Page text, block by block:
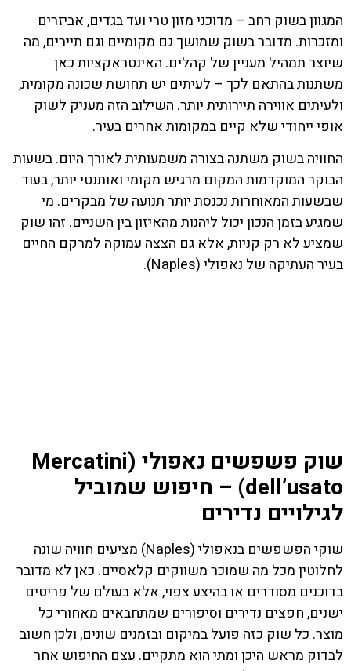
המגוון בשוק רחב – מדוכני מזון טרי ועד בגדים, אביזרים
ומזכרות. מדובר בשוק שמושך גם מקומיים וגם תיירים, מה
שיוצר תמהיל מעניין של קהלים. האינטראקציות כאן
משתנות בהתאם לכך – לעיתים יש תחושת שכונה מקומית,
ולעיתים אווירה תיירותית יותר. השילוב הזה מעניק לשוק
אופי ייחודי שלא קיים במקומות אחרים בעיר.
החוויה בשוק משתנה בצורה משמעותית לאורך היום. בשעות
הבוקר המוקדמות המקום מרגיש מקומי ואותנטי יותר, בעוד
שבשעות המאוחרות נכנסת יותר תנועה של מבקרים. מי
שמגיע בזמן הנכון יכול ליהנות מהאיזון בין השניים. זהו שוק
שמציע לא רק קניות, אלא גם הצצה עמוקה למרקם החיים
בעיר העתיקה של נאפולי (Naples).
שוק פשפשים נאפולי (Mercatini
dell’usato) – חיפוש שמוביל
לגילויים נדירים
שוקי הפשפשים בנאפולי (Naples) מציעים חוויה שונה
לחלוטין מכל מה שמוכר משווקים קלאסיים. כאן לא מדובר
בדוכנים מסודרים או בהיצע צפוי, אלא בעולם של פריטים
ישנים, חפצים נדירים וסיפורים שמתחבאים מאחורי כל
מוצר. כל שוק כזה פועל במיקום ובזמנים שונים, ולכן חשוב
לבדוק מראש היכן ומתי הוא מתקיים. עצם החיפוש אחר